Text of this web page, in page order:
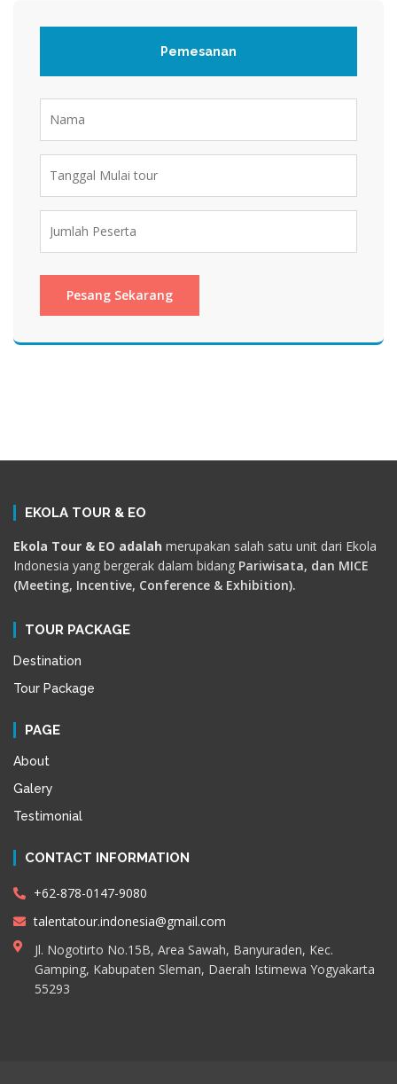
Pemesanan
EKOLA TOUR & EO
Ekola Tour & EO adalah merupakan salah satu unit dari Ekola
Indonesia yang bergerak dalam bidang Pariwisata, dan MICE
(Meeting, Incentive, Conference & Exhibition).
TOUR PACKAGE
Destination
Tour Package
PAGE
About
Galery
Testimonial
CONTACT INFORMATION
+62-878-0147-9080
talentatour.indonesia@gmail.com
Jl. Nogotirto No.15B, Area Sawah, Banyuraden, Kec.
Gamping, Kabupaten Sleman, Daerah Istimewa Yogyakarta
55293